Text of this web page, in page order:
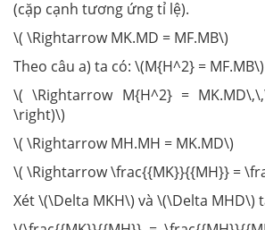
(cặp cạnh tương ứng tỉ lệ).
\( \Rightarrow MK.MD = MF.MB\)
Theo câu a) ta có: \(M{H^2} = MF.MB\)
\( \Rightarrow M{H^2} =
\right)\)
\( \Rightarrow MH.MH = MK.MD\)
\( \Rightarrow \frac{{MK}}{{MH}} =
Xét \(\Delta MKH\) và \(\Delta MHD\)